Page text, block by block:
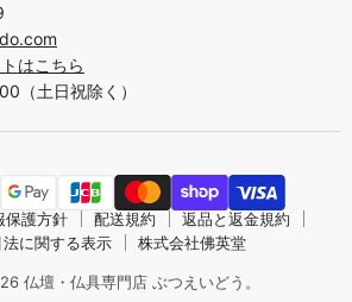
はこちら
（土日祝除く）
保護方針 配送規約
返品と返金規約
に関する表示
株式会社佛英堂
仏壇・仏具専門店 ぶつえいどう。